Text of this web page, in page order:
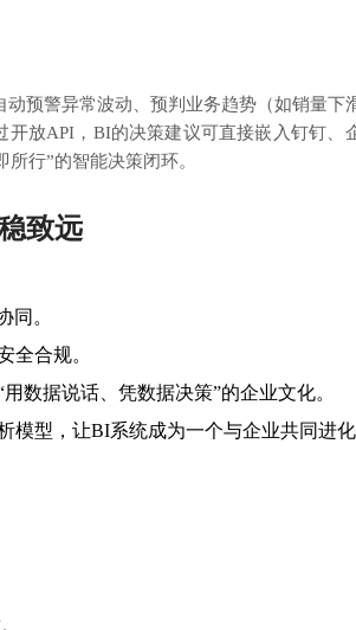
预警异常波动、预判业务趋势（如销量下
放API，BI的决策建议可直接嵌入钉钉、
行”的智能决策闭环。
致远
同。
全合规。
数据说话、凭数据决策”的企业文化。
模型，让BI系统成为一个与企业共同进